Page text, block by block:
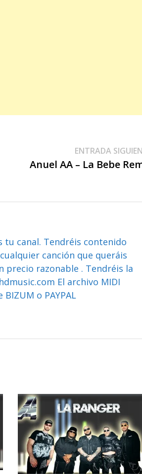
ENTRADA
Anuel AA – La Bebe
tu canal. Tendréis contenido
canción que queráis
razonable . Tendréis la
El archivo MIDI
o PAYPAL